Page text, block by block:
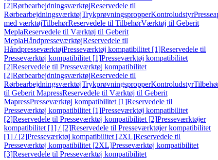
[2]RørbearbejdningsværktøjReservedele til
RørbearbejdningsværktøjTrykprøvningspropperKontroludstyr
med værktøjTilbehørReservedele til TilbehørVærktøj til Geberit
MeplaReservedele til Værktøj til Geberit
MeplaHåndpresseværktøjReservedele til
HåndpresseværktøjPresseværktøj kompatibilitet [1]Reservedele til
Presseværktøj kompatibilitet [1]Presseværktøj kompatibilitet
[2]Reservedele til Presseværktøj kompatibilitet
[2]RørbearbejdningsværktøjReservedele til
RørbearbejdningsværktøjTrykprøvningspropperKontroludstyr
til Geberit MapressReservedele til Værktøj til Geberit
MapressPresseværktøj kompatibilitet [1]Reservedele til
Presseværktøj kompatibilitet [1]Presseværktøj kompatibilitet
[2]Reservedele til Presseværktøj kompatibilitet [2]Presseværktøjer
kompatibilitet [1] / [2]Reservedele til Presseværktøjer kompatibilitet
[1] / [2]Presseværktøj kompatibilitet [2XL]Reservedele til
Presseværktøj kompatibilitet [2XL]Presseværktøj kompatibilitet
[3]Reservedele til Presseværktøj kompatibilitet